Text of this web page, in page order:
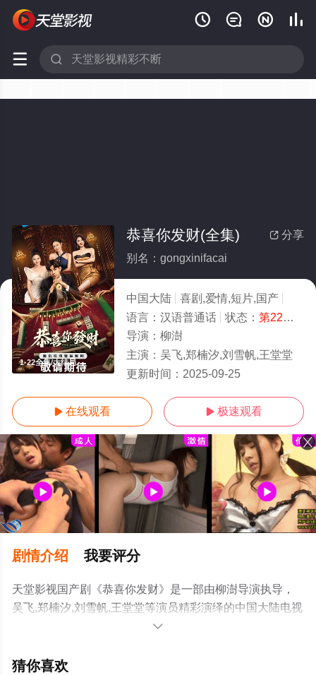
   
 
1-22全集/大结局
 分享
恭喜你发财(全集)
别名：gongxinifacai
中国大陆 喜剧,爱情,短片,国产
语言： 汉语普通话 状态： 第22集
导演： 柳澍
主演： 吴飞,郑楠汐,刘雪帆,王堂堂
更新时间： 2025-09-25
 在线观看  极速观看
剧情介绍 我要评分
天堂影视国产剧《恭喜你发财》是一部由柳澍导演执导，
吴飞,郑楠汐,刘雪帆,王堂堂等演员精彩演绎的中国大陆电视
剧，大结局剧情已揭晓（1-22全集），手机免费观看高清
可移步至豆瓣电视剧、电视猫或剧情网等平台了解。

猜你喜欢